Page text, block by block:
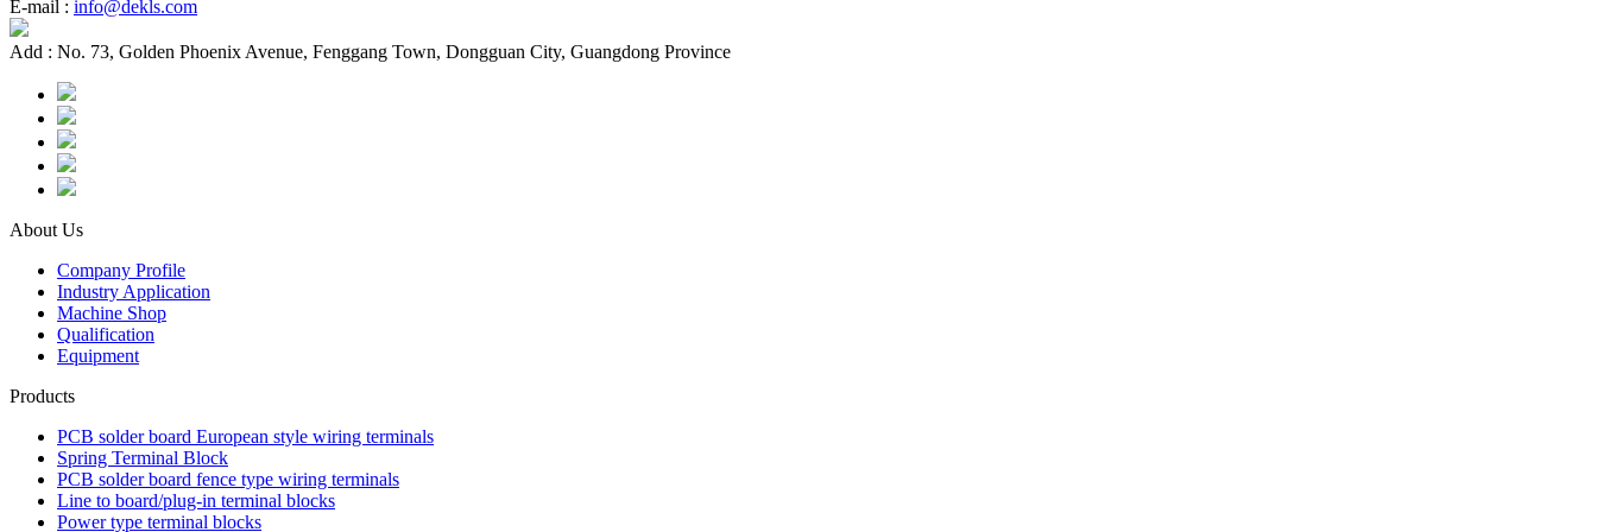
E-mail : info@dekls.com
Add : No. 73, Golden Phoenix Avenue, Fenggang Town, Dongguan City, Guangdong Province
About Us
Company Profile
Industry Application
Machine Shop
Qualification
Equipment
Products
PCB solder board European style wiring terminals
Spring Terminal Block
PCB solder board fence type wiring terminals
Line to board/plug-in terminal blocks
Power type terminal blocks